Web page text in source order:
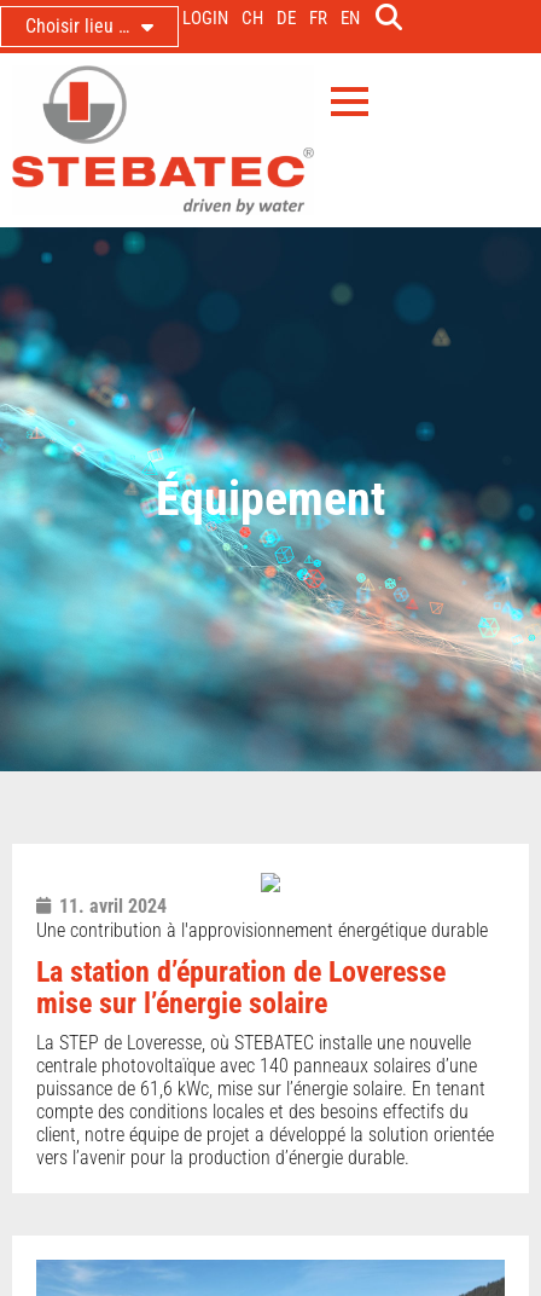
Choisir lieu … LOGIN CH DE FR EN
Équipement
11. avril 2024
Une contribution à l'approvisionnement énergétique durable
La station d’épuration de Loveresse
mise sur l’énergie solaire
La STEP de Loveresse, où STEBATEC installe une nouvelle
centrale photovoltaïque avec 140 panneaux solaires d’une
puissance de 61,6 kWc, mise sur l’énergie solaire. En tenant
compte des conditions locales et des besoins effectifs du
client, notre équipe de projet a développé la solution orientée
vers l’avenir pour la production d’énergie durable.